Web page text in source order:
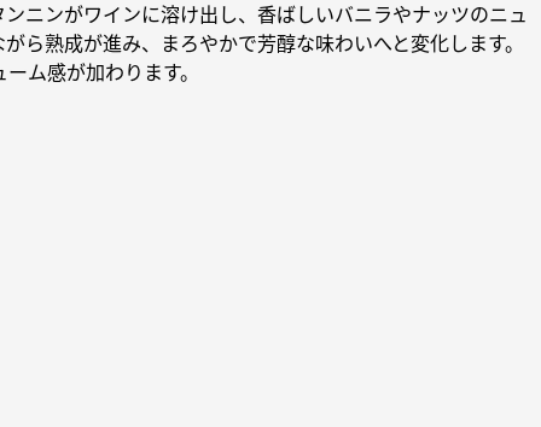
ニンがワインに溶け出し、香ばしいバニラやナッツのニュ
熟成が進み、まろやかで芳醇な味わいへと変化します。
ム感が加わります。